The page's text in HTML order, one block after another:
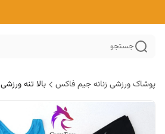
جستجو
پوشاک ورزشی زنانه جیم فاکس بالا تنه ورزشی